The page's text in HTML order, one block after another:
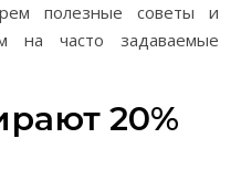
полезные советы и
на часто задаваемые
20%